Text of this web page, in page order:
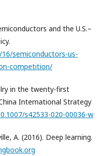
and the U.S.–
semiconductors-us-
competition/
in the twenty-first
International Strategy
s42533-020-00036-w
A. (2016). Deep learning.